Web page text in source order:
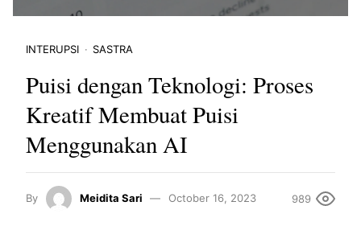
INTERUPSI SASTRA
Puisi dengan Teknologi: Proses
Kreatif Membuat Puisi
Menggunakan AI
By Meidita Sari October 16, 2023 989